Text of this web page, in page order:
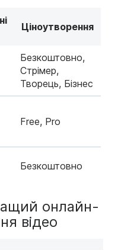
Ціноутворення
Безкоштовно,
Стрімер,
Творець, Бізнес
Free, Pro
Безкоштовно
онлайн-
відео